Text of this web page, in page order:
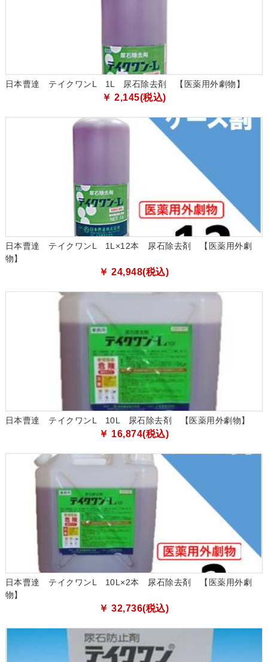
日本曹達 テイクワンL 1L 尿石除去剤 【医薬用外劇物】
￥ 2,145(税込)
日本曹達 テイクワンL 1L×12本 尿石除去剤 【医薬用外劇
物】
￥ 24,948(税込)
日本曹達 テイクワンL 10L 尿石除去剤 【医薬用外劇物】
￥ 16,874(税込)
日本曹達 テイクワンL 10L×2本 尿石除去剤 【医薬用外劇
物】
￥ 32,736(税込)